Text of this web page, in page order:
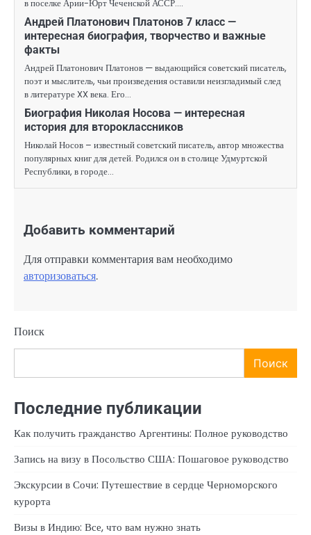
в поселке Арии-Юрт Чеченской АССР.…
Андрей Платонович Платонов 7 класс —
интересная биография, творчество и важные
факты
Андрей Платонович Платонов — выдающийся советский писатель,
поэт и мыслитель, чьи произведения оставили неизгладимый след
в литературе XX века. Его…
Биография Николая Носова — интересная
история для второклассников
Николай Носов – известный советский писатель, автор множества
популярных книг для детей. Родился он в столице Удмуртской
Республики, в городе…
Добавить комментарий
Для отправки комментария вам необходимо
авторизоваться.
Поиск
Поиск
Последние публикации
Как получить гражданство Аргентины: Полное руководство
Запись на визу в Посольство США: Пошаговое руководство
Экскурсии в Сочи: Путешествие в сердце Черноморского
курорта
Визы в Индию: Все, что вам нужно знать